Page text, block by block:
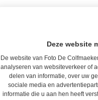
Deze website
De website van Foto De
analyseren van websiteverkeer of
delen van informatie, over uw
sociale media en
informatie die u aan hen heeft